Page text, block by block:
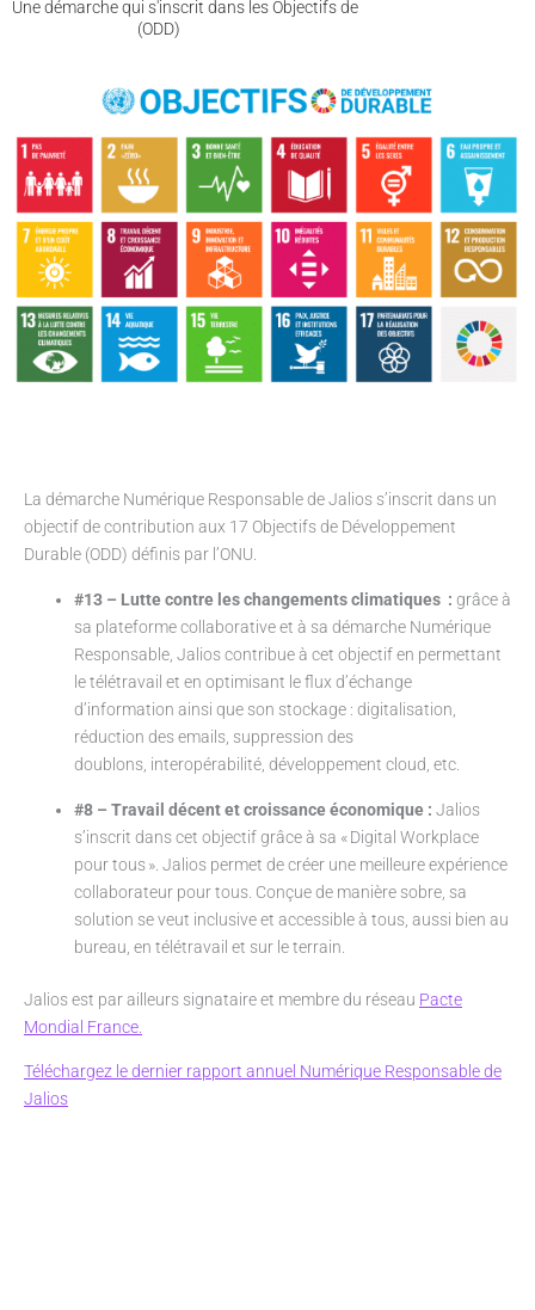
Une démarche qui s'inscrit dans les Objectifs de
(ODD)
La démarche Numérique Responsable de Jalios s’inscrit dans un
objectif de contribution aux 17 Objectifs de Développement
Durable (ODD) définis par l’ONU.
#13 – Lutte contre les changements climatiques : grâce à
sa plateforme collaborative et à sa démarche Numérique
Responsable, Jalios contribue à cet objectif en permettant
le télétravail et en optimisant le flux d’échange
d’information ainsi que son stockage : digitalisation,
réduction des emails, suppression des
doublons, interopérabilité, développement cloud, etc.
#8 – Travail décent et croissance économique : Jalios
s’inscrit dans cet objectif grâce à sa « Digital Workplace
pour tous ». Jalios permet de créer une meilleure expérience
collaborateur pour tous. Conçue de manière sobre, sa
solution se veut inclusive et accessible à tous, aussi bien au
bureau, en télétravail et sur le terrain.
Jalios est par ailleurs signataire et membre du réseau Pacte
Mondial France.
Téléchargez le dernier rapport annuel Numérique Responsable de
Jalios